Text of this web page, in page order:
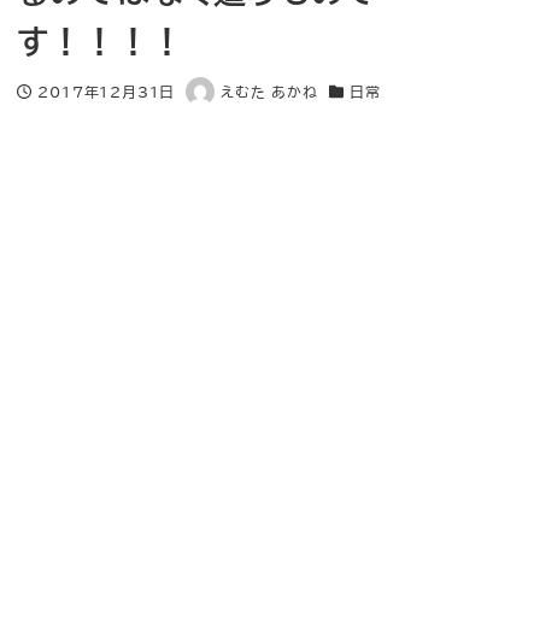
す！！！！
投稿日
2017年12月31日
著
えむた あかね
カテゴリー
日常